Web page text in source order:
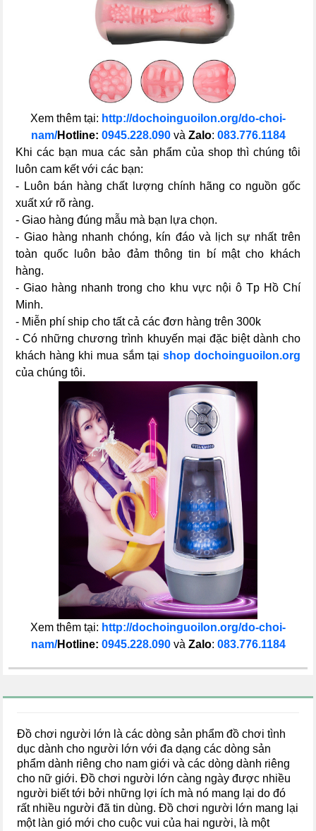
Xem thêm tại: http://dochoinguoilon.org/do-choi-
nam/Hotline: 0945.228.090và Zalo: 083.776.1184
Khi các bạn mua các sản phẩm của shop thì chúng tôi
luôn cam kết với các bạn:
- Luôn bán hàng chất lượng chính hãng co nguồn gốc
xuất xứ rõ ràng.
- Giao hàng đúng mẫu mà bạn lựa chọn.
- Giao hàng nhanh chóng, kín đáo và lịch sự nhất trên
toàn quốc luôn bảo đảm thông tin bí mật cho khách
hàng.
- Giao hàng nhanh trong cho khu vực nội ô Tp Hồ Chí
Minh.
- Miễn phí ship cho tất cả các đơn hàng trên 300k
- Có những chương trình khuyến mại đặc biệt dành cho
khách hàng khi mua sắm tại shop dochoinguoilon.org
của chúng tôi.
Xem thêm tại: http://dochoinguoilon.org/do-choi-
nam/Hotline: 0945.228.090và Zalo: 083.776.1184
Đồ chơi người lớn là các dòng sản phẩm đồ chơi tình
dục dành cho người lớn với đa dạng các dòng sản
phẩm dành riêng cho nam giới và các dòng dành riêng
cho nữ giới. Đồ chơi người lớn càng ngày được nhiều
người biết tới bởi những lợi ích mà nó mang lại do đó
rất nhiều người đã tin dùng. Đồ chơi người lớn mang lại
một làn gió mới cho cuộc vui của hai người, là một